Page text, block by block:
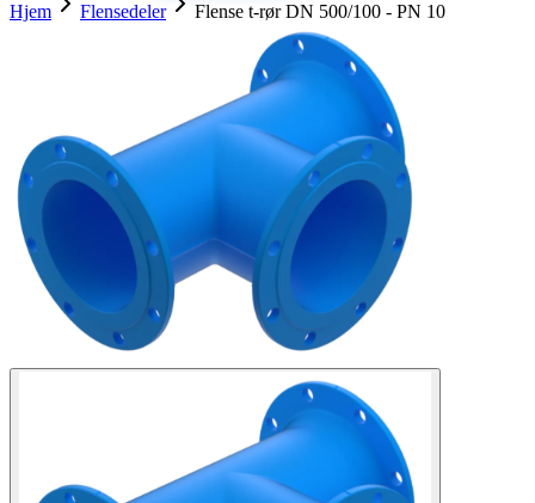
Hjem Flensedeler Flense t-rør DN 500/100 - PN 10